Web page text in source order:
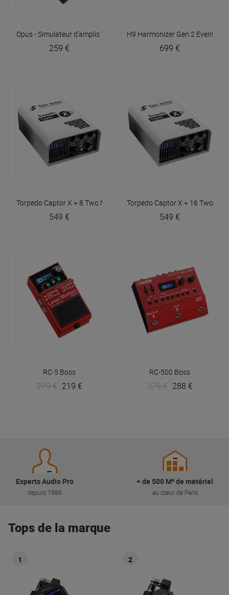
Opus - Simulateur d’amplisTwo Notes
259 €
H9 Harmonizer Gen 2 Eventide
699 €
Torpedo Captor X + 8 Two Notes
549 €
Torpedo Captor X + 16 Two
549 €
RC-5 Boss
279 € 219 €
RC-500 Boss
379 € 288 €
Experts Audio Pro
depuis 1986
+ de 500 M² de matériel
au cœur de Paris
Tops de la marque
1 2